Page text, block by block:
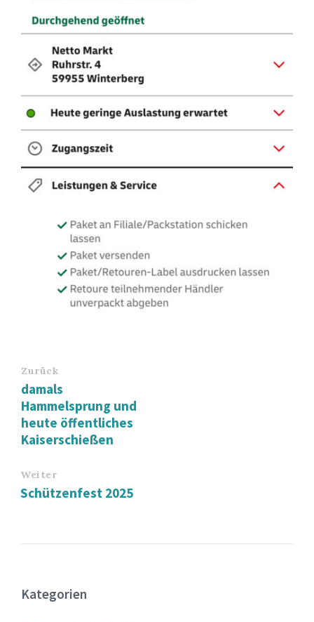
Zurück
damals
Hammelsprung und
heute öffentliches
Kaiserschießen
Weiter
Schützenfest 2025
Kategorien